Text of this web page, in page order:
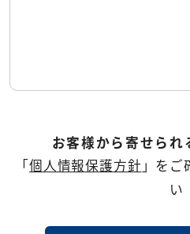
お客様から寄せられ
「個人情報保護方針 」をご
い